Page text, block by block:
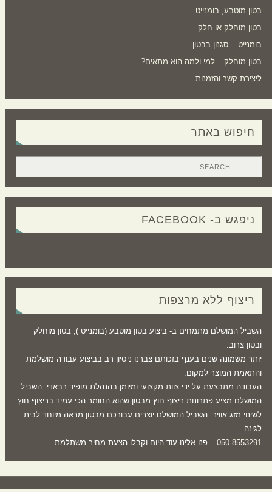
בטון מוטבע, בומנייט
בטון מוחלק או חלק
בומנייט – סגנון בבטון
בטון מוחלק – למי ולמה הוא מתאים?
ליצירת קשר והזמנות
חיפוש באתר
ניפגש ב- FACEBOOK
ריצוף ללא מרצפות
השביל המושלם מתמחים ב- ביצוע בטון מוטבע (בומנייט ), בטון מוחלק
ובטון צרוב.
יותר משמונה שנים בענף בזכותם צברנו ניסיון רב בביצוע עבודה מושלמת
והתאמת המוצר למקום.
העבודה מתבצעת על ידי צוות מקצועי ומיומן בהנהלת מופיד רבאדי. השביל
המושלם מציע פתרונות ריצוף חוץ מבטון שהוא החומר הכי עמיד בריצוף חוץ
לשינוי מזג אוויר. השביל המושלם יוצרים עבורכם מבטון מראה מיוחד לבית
לגינה.
050-8553291 – פנו אלינו עוד היום וקבלו הצעת מחיר משתלמת